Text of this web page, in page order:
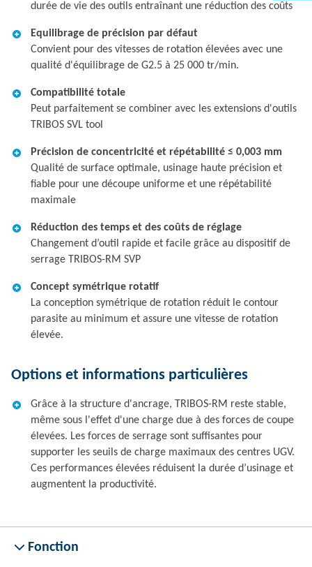
durée de vie des outils entraînant une réduction des coûts
Equilibrage de précision par défaut
Convient pour des vitesses de rotation élevées avec une
qualité d'équilibrage de G2.5 à 25 000 tr/min.
Compatibilité totale
Peut parfaitement se combiner avec les extensions d'outils
TRIBOS SVL tool
Précision de concentricité et répétabilité ≤ 0,003 mm
Qualité de surface optimale, usinage haute précision et
fiable pour une découpe uniforme et une répétabilité
maximale
Réduction des temps et des coûts de réglage
Changement d’outil rapide et facile grâce au dispositif de
serrage TRIBOS-RM SVP
Concept symétrique rotatif
La conception symétrique de rotation réduit le contour
parasite au minimum et assure une vitesse de rotation
élevée.
Options et informations particulières
Grâce à la structure d'ancrage, TRIBOS-RM reste stable,
même sous l'effet d'une charge due à des forces de coupe
élevées. Les forces de serrage sont suffisantes pour
supporter les seuils de charge maximaux des centres UGV.
Ces performances élevées réduisent la durée d’usinage et
augmentent la productivité.
Fonction